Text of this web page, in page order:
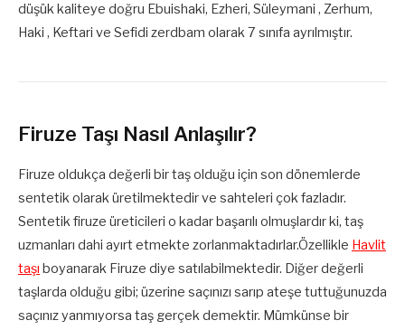
düşük kaliteye doğru Ebuishaki, Ezheri, Süleymani , Zerhum,
Haki , Keftari ve Sefidi zerdbam olarak 7 sınıfa ayrılmıştır.
Firuze Taşı Nasıl Anlaşılır?
Firuze oldukça değerli bir taş olduğu için son dönemlerde
sentetik olarak üretilmektedir ve sahteleri çok fazladır.
Sentetik firuze üreticileri o kadar başarılı olmuşlardır ki, taş
uzmanları dahi ayırt etmekte zorlanmaktadırlar.Özellikle Havlit
taşı boyanarak Firuze diye satılabilmektedir. Diğer değerli
taşlarda olduğu gibi; üzerine saçınızı sarıp ateşe tuttuğunuzda
saçınız yanmıyorsa taş gerçek demektir. Mümkünse bir